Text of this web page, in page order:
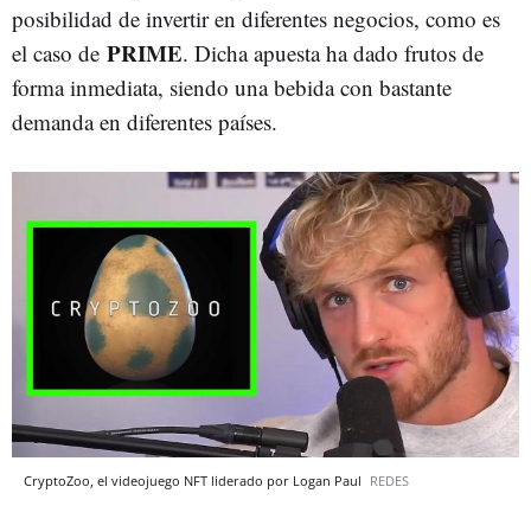
posibilidad de invertir en diferentes negocios, como es
el caso de PRIME. Dicha apuesta ha dado frutos de
forma inmediata, siendo una bebida con bastante
demanda en diferentes países.
CryptoZoo, el videojuego NFT liderado por Logan Paul REDES